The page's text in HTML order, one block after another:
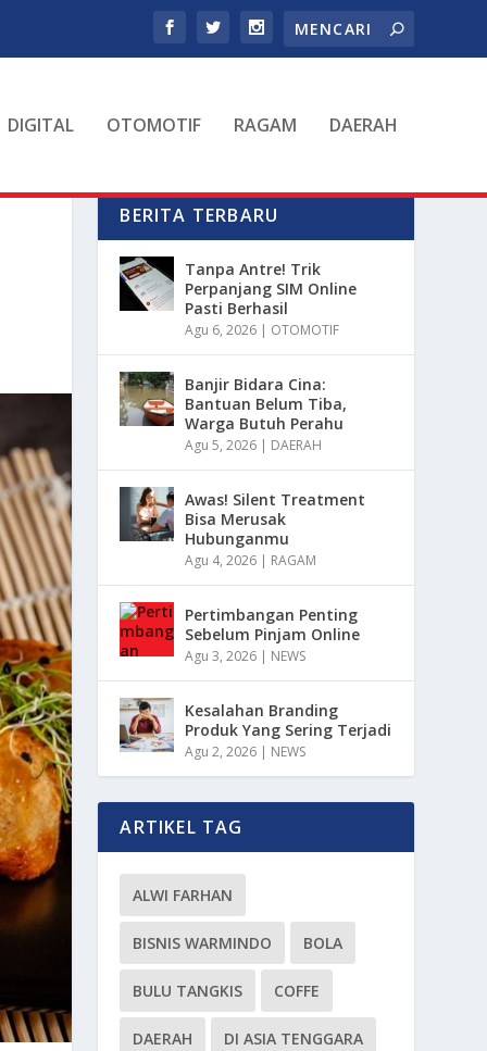
DIGITAL OTOMOTIF RAGAM DAERAH
BERITA TERBARU
Tanpa Antre! Trik
Perpanjang SIM Online
Pasti Berhasil
Agu 6, 2026 | OTOMOTIF
Banjir Bidara Cina:
Bantuan Belum Tiba,
Warga Butuh Perahu
Agu 5, 2026 | DAERAH
Awas! Silent Treatment
Bisa Merusak
Hubunganmu
Agu 4, 2026 | RAGAM
Pertimbangan Penting
Sebelum Pinjam Online
Agu 3, 2026 | NEWS
Kesalahan Branding
Produk Yang Sering Terjadi
Agu 2, 2026 | NEWS
ARTIKEL TAG
ALWI FARHAN
BISNIS WARMINDO BOLA
BULU TANGKIS COFFE
DAERAH DI ASIA TENGGARA